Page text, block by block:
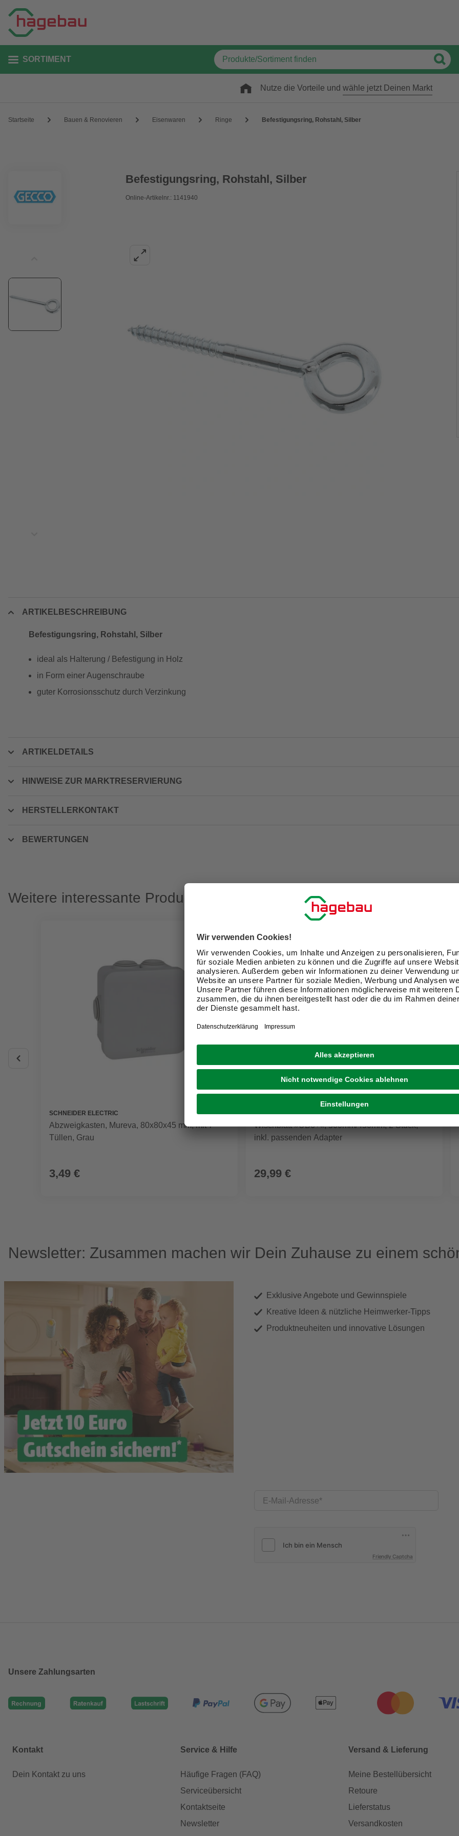
SORTIMENT
Nutze die Vorteile und wähle jetzt Deinen Markt
Startseite Bauen & Renovieren Eisenwaren Ringe Befestigungsring, Rohstahl, Silber
Befestigungsring, Rohstahl, Silber
Online-Artikelnr.: 1141940
ARTIKELBESCHREIBUNG
Befestigungsring, Rohstahl, Silber
ideal als Halterung / Befestigung in Holz
in Form einer Augenschraube
guter Korrosionsschutz durch Verzinkung
ARTIKELDETAILS
HINWEISE ZUR MARKTRESERVIERUNG
HERSTELLERKONTAKT
BEWERTUNGEN
Weitere interessante Produkte
SCHNEIDER ELECTRIC
Abzweigkasten, Mureva, 80x80x45 mm, mit 7
Tüllen, Grau
3,49 €
CARTREND
Wischblatt »UB6+«, 500mm/450mm, 2 Stück,
inkl. passenden Adapter
29,99 €
Newsletter: Zusammen machen wir Dein Zuhause zu einem
Exklusive Angebote und Gewinnspiele
Kreative Ideen & nützliche Heimwerker-Tipps
Produktneuheiten und innovative Lösungen
E-Mail-Adresse
Friendly Captcha
Unsere Zahlungsarten
Kontakt
Dein Kontakt zu uns
Service & Hilfe
Häufige Fragen (FAQ)
Serviceübersicht
Kontaktseite
Newsletter
Versand & Lieferung
Meine Bestellübersicht
Retoure
Lieferstatus
Versandkosten